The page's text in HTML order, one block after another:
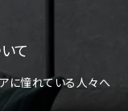
て
に憧れている人々へ